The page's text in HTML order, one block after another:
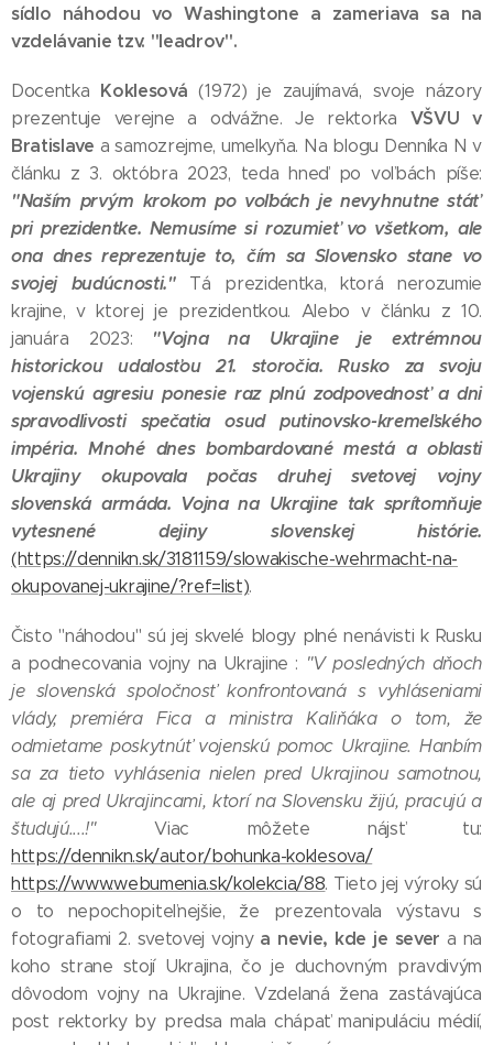
sídlo náhodou vo Washingtone a zameriava sa na
vzdelávanie tzv. "leadrov".
Docentka Koklesová(1972) je zaujímavá, svoje názory
prezentuje verejne a odvážne. Je rektorka VŠVU v
Bratislave a samozrejme, umelkyňa. Na blogu Denníka N v
článku z 3. októbra 2023, teda hneď po voľbách píše:
"Naším prvým krokom po voľbách je nevyhnutne stáť
pri prezidentke. Nemusíme si rozumieť vo všetkom, ale
ona dnes reprezentuje to, čím sa Slovensko stane vo
svojej budúcnosti."Tá prezidentka, ktorá nerozumie
krajine, v ktorej je prezidentkou. Alebo v článku z 10.
januára 2023: "Vojna na Ukrajine je extrémnou
historickou udalosťou 21. storočia. Rusko za svoju
vojenskú agresiu ponesie raz plnú zodpovednosť a dni
spravodlivosti spečatia osud putinovsko-kremeľského
impéria. Mnohé dnes bombardované mestá a oblasti
Ukrajiny okupovala počas druhej svetovej vojny
slovenská armáda. Vojna na Ukrajine tak sprítomňuje
vytesnené dejiny slovenskej histórie.
(https://dennikn.sk/3181159/slowakische-wehrmacht-na-
okupovanej-ukrajine/?ref=list).
Čisto "náhodou" sú jej skvelé blogy plné nenávisti k Rusku
a podnecovania vojny na Ukrajine : "V posledných dňoch
je slovenská spoločnosť konfrontovaná s vyhláseniami
vlády, premiéra Fica a ministra Kaliňáka o tom, že
odmietame poskytnúť vojenskú pomoc Ukrajine. Hanbím
sa za tieto vyhlásenia nielen pred Ukrajinou samotnou,
ale aj pred Ukrajincami, ktorí na Slovensku žijú, pracujú a
študujú....!"Viac môžete nájsť tu:
https://dennikn.sk/autor/bohunka-koklesova/
https://www.webumenia.sk/kolekcia/88. Tieto jej výroky sú
o to nepochopiteľnejšie, že prezentovala výstavu s
fotografiami 2. svetovej vojny a nevie, kde je sever a na
koho strane stojí Ukrajina, čo je duchovným pravdivým
dôvodom vojny na Ukrajine. Vzdelaná žena zastávajúca
post rektorky by predsa mala chápať manipuláciu médií,